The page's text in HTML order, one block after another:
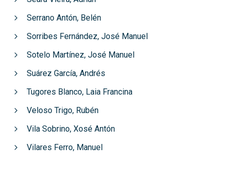
Serrano Antón, Belén
Sorribes Fernández, José Manuel
Sotelo Martínez, José Manuel
Suárez García, Andrés
Tugores Blanco, Laia Francina
Veloso Trigo, Rubén
Vila Sobrino, Xosé Antón
Vilares Ferro, Manuel